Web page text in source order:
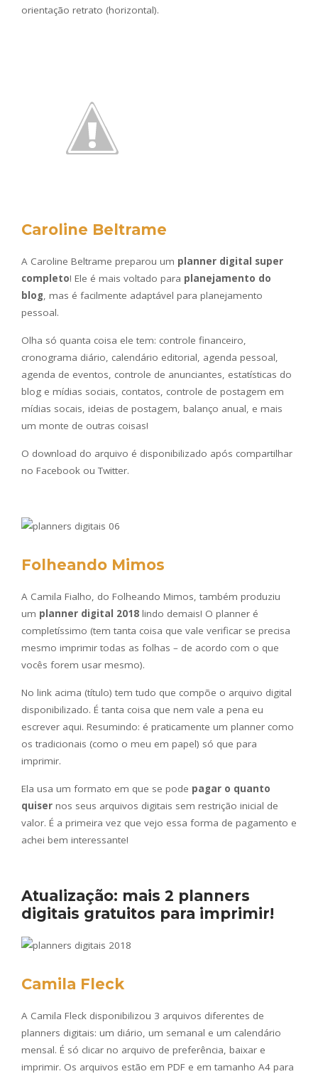
orientação retrato (horizontal).
Caroline Beltrame
A Caroline Beltrame preparou um planner digital super
completo! Ele é mais voltado para planejamento do
blog, mas é facilmente adaptável para planejamento
pessoal.
Olha só quanta coisa ele tem: controle financeiro,
cronograma diário, calendário editorial, agenda pessoal,
agenda de eventos, controle de anunciantes, estatísticas do
blog e mídias sociais, contatos, controle de postagem em
mídias socais, ideias de postagem, balanço anual, e mais
um monte de outras coisas!
O download do arquivo é disponibilizado após compartilhar
no Facebook ou Twitter.
Folheando Mimos
A Camila Fialho, do Folheando Mimos, também produziu
um planner digital 2018 lindo demais! O planner é
completíssimo (tem tanta coisa que vale verificar se precisa
mesmo imprimir todas as folhas – de acordo com o que
vocês forem usar mesmo).
No link acima (título) tem tudo que compõe o arquivo digital
disponibilizado. É tanta coisa que nem vale a pena eu
escrever aqui. Resumindo: é praticamente um planner como
os tradicionais (como o meu em papel) só que para
imprimir.
Ela usa um formato em que se pode pagar o quanto
quiser nos seus arquivos digitais sem restrição inicial de
valor. É a primeira vez que vejo essa forma de pagamento e
achei bem interessante!
Atualização: mais 2 planners
digitais gratuitos para imprimir!
Camila Fleck
A Camila Fleck disponibilizou 3 arquivos diferentes de
planners digitais: um diário, um semanal e um calendário
mensal. É só clicar no arquivo de preferência, baixar e
imprimir. Os arquivos estão em PDF e em tamanho A4 para